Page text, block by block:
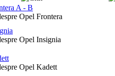
A - B
Opel Frontera
Opel Insignia
Opel Kadett